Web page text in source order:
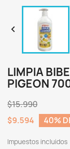

LIMPIA
PIGEON
$15.990
$9.594
40%
Impuestos incluidos